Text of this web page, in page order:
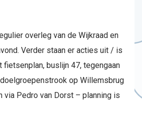
overleg van de Wijkraad en
Verder staan er acties uit / is
buslijn 47, tegengaan
op Willemsbrug
via Pedro van Dorst – planning is